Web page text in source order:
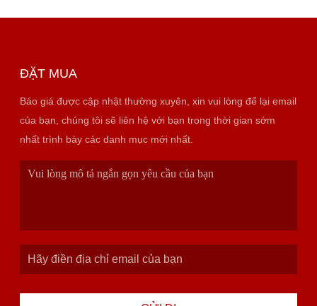
ĐẶT MUA
Báo giá được cập nhật thường xuyên, xin vui lòng để lại email
của bạn, chúng tôi sẽ liên hệ với bạn trong thời gian sớm
nhất trình bày các danh mục mới nhất.